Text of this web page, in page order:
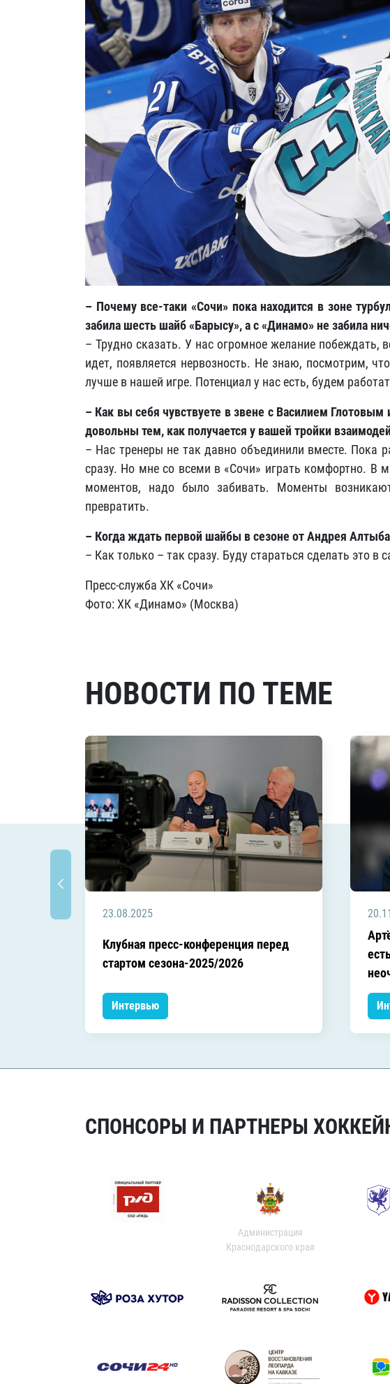
– Почему все-таки «Сочи» пока находится в зоне
забила шесть шайб «Барысу», а с «Динамо» не забила
– Трудно сказать. У нас огромное желание побеждать,
идет, появляется нервозность. Не знаю, посмотрим,
лучше в нашей игре. Потенциал у нас есть, будем
– Как вы себя чувствуете в звене с Василием
довольны тем, как получается у вашей тройки
– Нас тренеры не так давно объединили вместе. Пока
сразу. Но мне со всеми в «Сочи» играть комфортно. В
моментов, надо было забивать. Моменты
превратить.
– Когда ждать первой шайбы в сезоне от Андрея
– Как только – так сразу. Буду стараться сделать это
Пресс-служба ХК «Сочи»
Фото: ХК «Динамо» (Москва)
НОВОСТИ ПО ТЕМЕ
23.08.2025
Клубная пресс-конференция перед
стартом сезона-2025/2026
Интервью
СПОНСОРЫ И ПАРТНЕРЫ
Администрация
Краснодарского края